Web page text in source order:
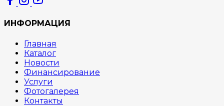
ИНФОРМАЦИЯ
Главная
Каталог
Новости
Финансирование
Услуги
Фотогалерея
Контакты